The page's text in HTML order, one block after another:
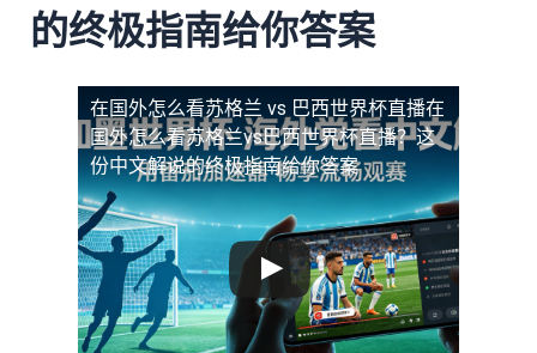
的终极指南给你答案
在国外怎么看苏格兰 vs 巴西世界杯直播在
国外怎么看苏格兰vs巴西世界杯直播？这
份中文解说的终极指南给你答案